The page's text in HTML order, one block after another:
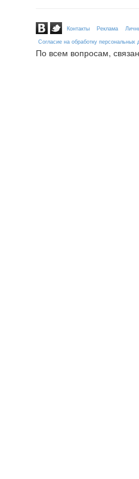
Контакты Реклама
Согласие на обработку персональных
По всем вопросам,